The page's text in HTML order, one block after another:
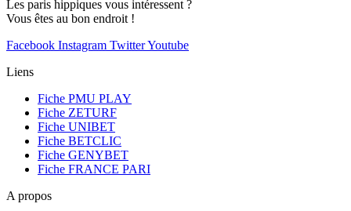
Les paris hippiques vous intéressent ?
Vous êtes au bon endroit !
Facebook Instagram TwitterYoutube
Liens
Fiche PMU PLAY
Fiche ZETURF
Fiche UNIBET
Fiche BETCLIC
Fiche GENYBET
Fiche FRANCE PARI
A propos